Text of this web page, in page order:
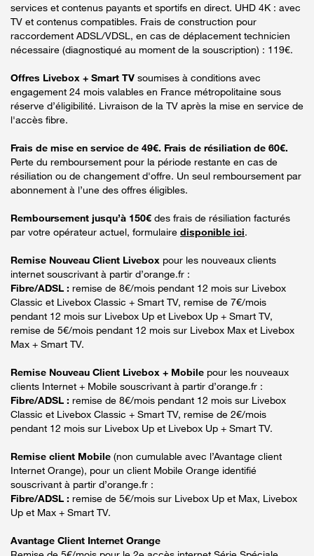
services et contenus payants et sportifs en direct. UHD 4K : avec
TV et contenus compatibles. Frais de construction pour
raccordement ADSL/VDSL, en cas de déplacement technicien
nécessaire (diagnostiqué au moment de la souscription) : 119€.
Offres Livebox + Smart TV soumises à conditions avec
engagement 24 mois valables en France métropolitaine sous
réserve d’éligibilité. Livraison de la TV après la mise en service de
l'accès fibre.
Frais de mise en service de 49€. Frais de résiliation de 60€.
Perte du remboursement pour la période restante en cas de
résiliation ou de changement d'offre. Un seul remboursement par
abonnement à l’une des offres éligibles.
Remboursement jusqu’à 150€ des frais de résiliation facturés
par votre opérateur actuel, formulaire disponible ici.
Remise Nouveau Client Livebox pour les nouveaux clients
internet souscrivant à partir d’orange.fr :
Fibre/ADSL : remise de 8€/mois pendant 12 mois sur Livebox
Classic et Livebox Classic + Smart TV, remise de 7€/mois
pendant 12 mois sur Livebox Up et Livebox Up + Smart TV,
remise de 5€/mois pendant 12 mois sur Livebox Max et Livebox
Max + Smart TV.
Remise Nouveau Client Livebox + Mobile pour les nouveaux
clients Internet + Mobile souscrivant à partir d’orange.fr :
Fibre/ADSL : remise de 8€/mois pendant 12 mois sur Livebox
Classic et Livebox Classic + Smart TV, remise de 2€/mois
pendant 12 mois sur Livebox Up et Livebox Up + Smart TV.
Remise client Mobile (non cumulable avec l’Avantage client
Internet Orange), pour un client Mobile Orange identifié
souscrivant à partir d’orange.fr :
Fibre/ADSL : remise de 5€/mois sur Livebox Up et Max, Livebox
Up et Max + Smart TV.
Avantage Client Internet Orange